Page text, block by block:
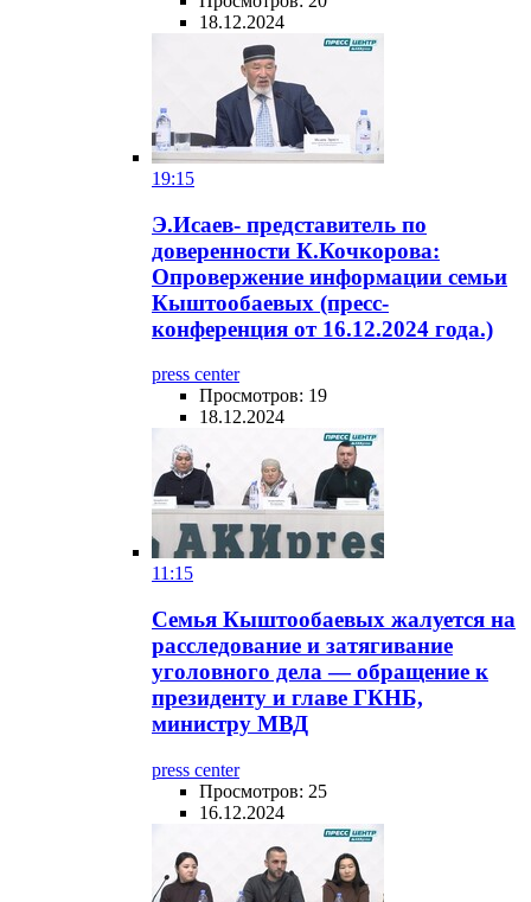
18.12.2024
19:15
Э.Исаев- представитель по
доверенности К.Кочкорова:
Опровержение информации семьи
Кыштообаевых (пресс-
конференция от 16.12.2024 года.)
press center
Просмотров: 19
18.12.2024
11:15
Семья Кыштообаевых жалуется на
расследование и затягивание
уголовного дела — обращение к
президенту и главе ГКНБ,
министру МВД
press center
Просмотров: 25
16.12.2024